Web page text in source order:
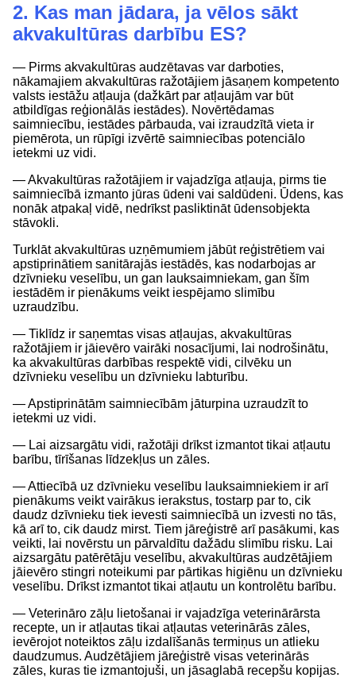
2. Kas man jādara, ja vēlos sākt
akvakultūras darbību ES?
— Pirms akvakultūras audzētavas var darboties,
nākamajiem akvakultūras ražotājiem jāsaņem kompetento
valsts iestāžu atļauja (dažkārt par atļaujām var būt
atbildīgas reģionālās iestādes). Novērtēdamas
saimniecību, iestādes pārbauda, vai izraudzītā vieta ir
piemērota, un rūpīgi izvērtē saimniecības potenciālo
ietekmi uz vidi.
— Akvakultūras ražotājiem ir vajadzīga atļauja, pirms tie
saimniecībā izmanto jūras ūdeni vai saldūdeni. Ūdens, kas
nonāk atpakaļ vidē, nedrīkst pasliktināt ūdensobjekta
stāvokli.
Turklāt akvakultūras uzņēmumiem jābūt reģistrētiem vai
apstiprinātiem sanitārajās iestādēs, kas nodarbojas ar
dzīvnieku veselību, un gan lauksaimniekam, gan šīm
iestādēm ir pienākums veikt iespējamo slimību
uzraudzību.
— Tiklīdz ir saņemtas visas atļaujas, akvakultūras
ražotājiem ir jāievēro vairāki nosacījumi, lai nodrošinātu,
ka akvakultūras darbības respektē vidi, cilvēku un
dzīvnieku veselību un dzīvnieku labturību.
— Apstiprinātām saimniecībām jāturpina uzraudzīt to
ietekmi uz vidi.
— Lai aizsargātu vidi, ražotāji drīkst izmantot tikai atļautu
barību, tīrīšanas līdzekļus un zāles.
— Attiecībā uz dzīvnieku veselību lauksaimniekiem ir arī
pienākums veikt vairākus ierakstus, tostarp par to, cik
daudz dzīvnieku tiek ievesti saimniecībā un izvesti no tās,
kā arī to, cik daudz mirst. Tiem jāreģistrē arī pasākumi, kas
veikti, lai novērstu un pārvaldītu dažādu slimību risku. Lai
aizsargātu patērētāju veselību, akvakultūras audzētājiem
jāievēro stingri noteikumi par pārtikas higiēnu un dzīvnieku
veselību. Drīkst izmantot tikai atļautu un kontrolētu barību.
— Veterināro zāļu lietošanai ir vajadzīga veterinārārsta
recepte, un ir atļautas tikai atļautas veterinārās zāles,
ievērojot noteiktos zāļu izdalīšanās termiņus un atlieku
daudzumus. Audzētājiem jāreģistrē visas veterinārās
zāles, kuras tie izmantojuši, un jāsaglabā recepšu kopijas.